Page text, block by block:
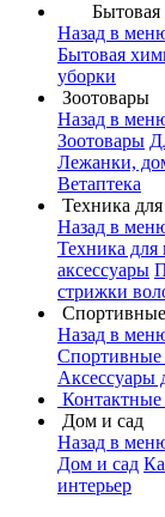
Назад в
Бытовая
уборки
Зоотовары
Назад в
Зоотовары
Лежанки,
Ветаптека
Техника
Назад в
Техника для
аксессуары
стрижки
Назад в
Спортивные
Аксессуары
Дом и сад
Назад в
Дом и сад
интерьер